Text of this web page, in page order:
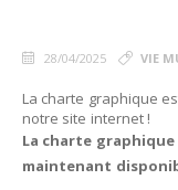
28/04/2025 VIE
La charte graphique
notre site internet !
La charte
maintenant